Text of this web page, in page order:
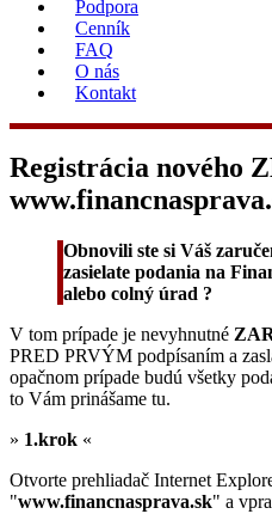
Podpora
Cenník
FAQ
O nás
Kontakt
Registrácia nového
Obnovili ste si Váš
zasielate podania na
alebo colný úrad ?
V tom prípade je nevyhnutné
PRED PRVÝM podpísaním a
opačnom prípade budú všetky
to Vám prinášame tu.
» 1.krok «
Otvorte prehliadač Internet
"www.financnasprava.sk" a